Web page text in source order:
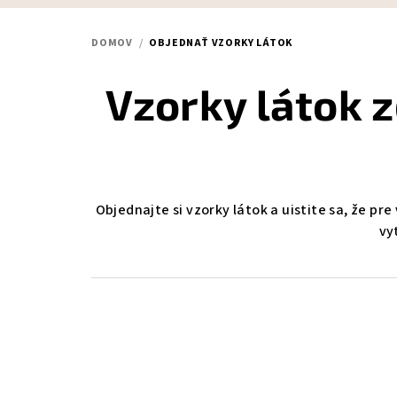
DOMOV / OBJEDNAŤ VZORKY LÁTOK
Vzorky látok
Objednajte si vzorky látok a uistite sa, že